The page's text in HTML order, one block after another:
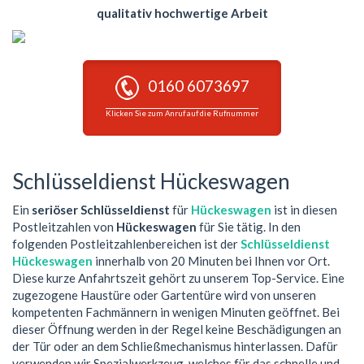
qualitativ hochwertige Arbeit
0160 6073697
Klicken Sie zum Anruf auf die Rufnummer
Schlüsseldienst Hückeswagen
Ein seriöser Schlüsseldienst für Hückeswagen ist in diesen
Postleitzahlen von Hückeswagen für Sie tätig. In den
folgenden Postleitzahlenbereichen ist derSchlüsseldienst
Hückeswagen innerhalb von 20 Minuten bei Ihnen vor Ort.
Diese kurze Anfahrtszeit gehört zu unserem Top-Service. Eine
zugezogene Haustüre oder Gartentüre wird von unseren
kompetenten Fachmännern in wenigen Minuten geöffnet. Bei
dieser Öffnung werden in der Regel keine Beschädigungen an
der Tür oder an dem Schließmechanismus hinterlassen. Dafür